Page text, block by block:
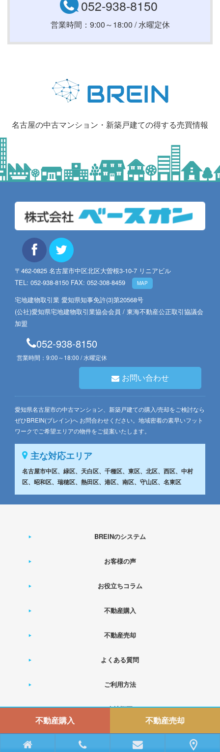
052-938-8150
営業時間：9:00～18:00 / 水曜定休
名古屋の中古マンション・新築戸建ての得する売買情報
〒462-0825 名古屋市中区北区大曽根3-10-7 リニアビル
TEL: 052-938-8150 FAX: 052-308-8459
MAP
宅地建物取引業 愛知県知事免許(3)第20568号
(公社)愛知県宅地建物取引業協会会員 / 東海不動産公正取引協議会
加盟
052-938-8150
営業時間：9:00～18:00 / 水曜定休
お問い合わせ
愛知県名古屋市の中古マンション、新築戸建ての購入/売却をご検討なら
ぜひBREIN(ブレイン)へ お問合わせください。地域密着の素早いフット
ワークでご希望エリアの物件をご提案いたします。
主な対応エリア
名古屋市中区、緑区、天白区、千種区、東区、北区、西区、中村
区、昭和区、瑞穂区、熱田区、港区、南区、守山区、名東区
BREINのシステム
お客様の声
お役立ちコラム
不動産購入
不動産売却
よくある質問
ご利用方法
会社概要
Copyright © BREIN All Rights Reserved.
不動産購入 不動産売却